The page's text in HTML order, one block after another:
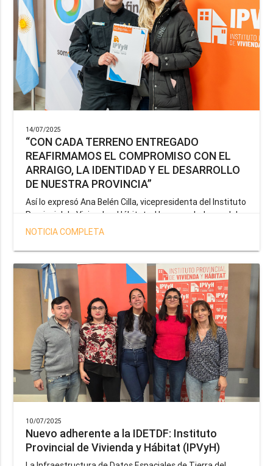
14/07/2025
“CON CADA TERRENO ENTREGADO
REAFIRMAMOS EL COMPROMISO CON EL
ARRAIGO, LA IDENTIDAD Y EL DESARROLLO
DE NUESTRA PROVINCIA”
Así lo expresó Ana Belén Cilla, vicepresidenta del Instituto
Provincial de Vivienda y Hábitat, al hacer un balance del
trabajo del organismo en el marco de la operatoria
salud y seguridad impulsada por el gobernador Gustavo
Melella.
NOTICIA COMPLETA
10/07/2025
Nuevo adherente a la IDETDF: Instituto
Provincial de Vivienda y Hábitat (IPVyH)